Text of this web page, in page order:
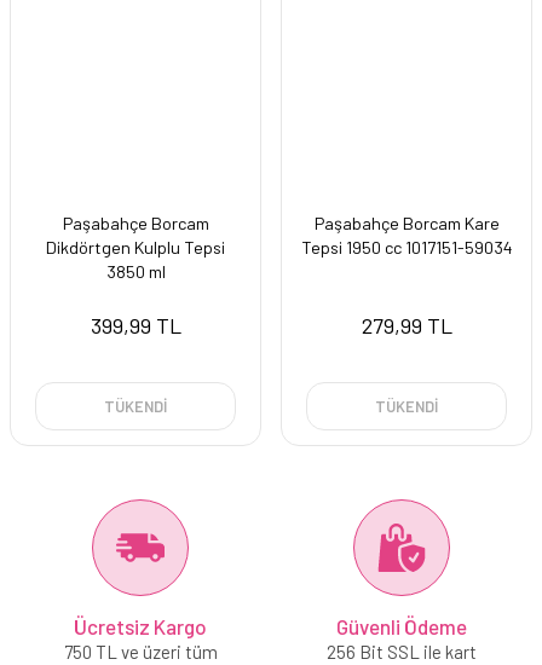
Paşabahçe Borcam
Dikdörtgen Kulplu Tepsi
3850 ml
399,99 TL
TÜKENDİ
Paşabahçe Borcam Kare
Tepsi 1950 cc 1017151-59034
279,99 TL
TÜKENDİ
Ücretsiz Kargo
750 TL ve üzeri tüm
Güvenli Ödeme
256 Bit SSL ile kart